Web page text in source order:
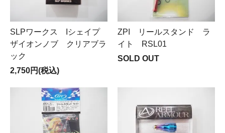
SLPワークス Iシェイプ
ザイオンノブ クリアブラ
ック
2,750円(税込)
ZPI リールスタンド ラ
イト RSL01
SOLD OUT